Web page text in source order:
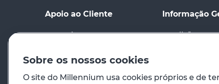
Apoio ao Cliente
Ponto de contacto
Ajuda
Informação
Condições
Condições de
Sobre os nossos cookies
O site do Millennium usa cookies próprios e de